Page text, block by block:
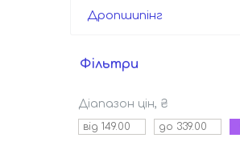
Дропшипінг
Фільтри
Діапазон цін, ₴